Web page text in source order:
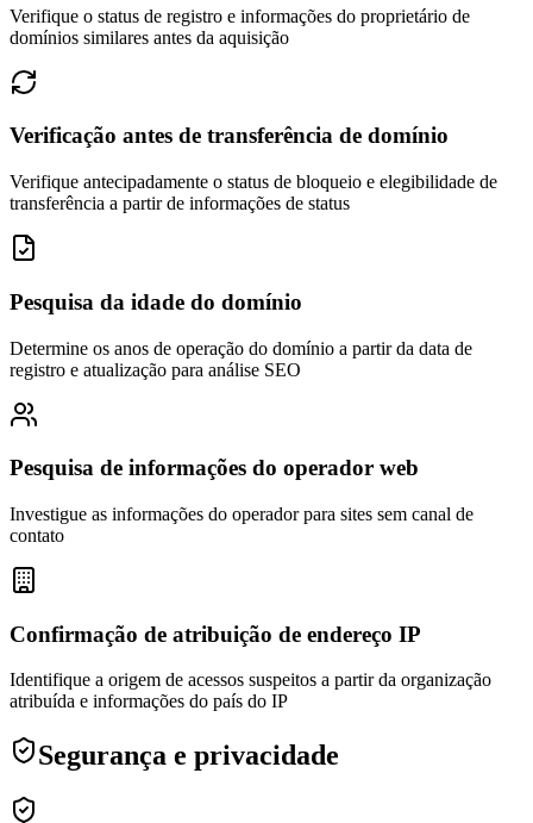
Verifique o status de registro e informações do proprietário de
domínios similares antes da aquisição
Verificação antes de transferência de domínio
Verifique antecipadamente o status de bloqueio e elegibilidade de
transferência a partir de informações de status
Pesquisa da idade do domínio
Determine os anos de operação do domínio a partir da data de
registro e atualização para análise SEO
Pesquisa de informações do operador web
Investigue as informações do operador para sites sem canal de
contato
Confirmação de atribuição de endereço IP
Identifique a origem de acessos suspeitos a partir da organização
atribuída e informações do país do IP
Segurança e privacidade